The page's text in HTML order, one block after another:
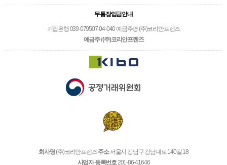
무통장입금안내
기업은행 039-079507-04-040 예금주명 (주)코리안프렌즈
예금주 / (주)코리안프렌즈
회사명(주)코리안프렌즈주소서울시 강남구 강남대로 140길 18
사업자 등록번호201-86-41646